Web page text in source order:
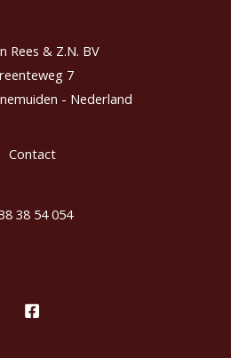
Rees & Z.N. BV
7
- Nederland
Contact
38 54 054